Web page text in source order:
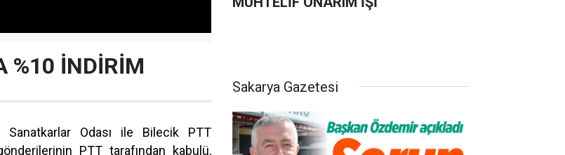
%10 İNDİRİM
Odası ile Bilecik PTT
PTT tarafından kabulü,
Sakarya Gazetesi